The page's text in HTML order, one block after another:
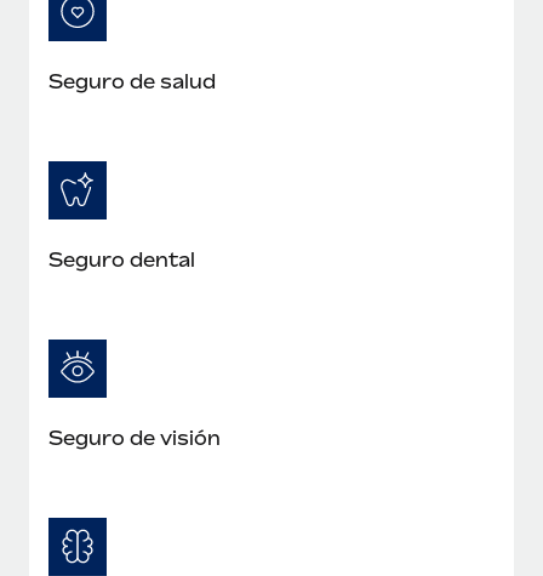
Seguro de salud
Seguro dental
Seguro de visión